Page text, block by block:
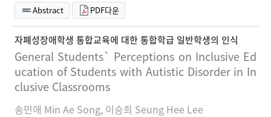
Abstract PDF다운
자폐성장애학생 통합교육에 대한 통합학급 일반학생의 인식
General Students` Perceptions on Inclusive Ed
ucation of Students with Autistic Disorder in In
clusive Classrooms
송민애 Min Ae Song, 이승희 Seung Hee Lee